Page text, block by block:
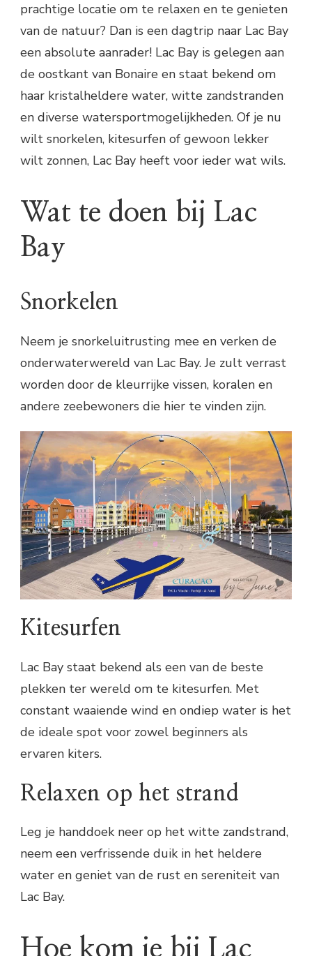
prachtige locatie om te relaxen en te genieten
van de natuur? Dan is een dagtrip naar Lac Bay
een absolute aanrader! Lac Bay is gelegen aan
de oostkant van Bonaire en staat bekend om
haar kristalheldere water, witte zandstranden
en diverse watersportmogelijkheden. Of je nu
wilt snorkelen, kitesurfen of gewoon lekker
wilt zonnen, Lac Bay heeft voor ieder wat wils.
Wat te doen bij Lac
Bay
Snorkelen
Neem je snorkeluitrusting mee en verken de
onderwaterwereld van Lac Bay. Je zult verrast
worden door de kleurrijke vissen, koralen en
andere zeebewoners die hier te vinden zijn.
Kitesurfen
Lac Bay staat bekend als een van de beste
plekken ter wereld om te kitesurfen. Met
constant waaiende wind en ondiep water is het
de ideale spot voor zowel beginners als
ervaren kiters.
Relaxen op het strand
Leg je handdoek neer op het witte zandstrand,
neem een verfrissende duik in het heldere
water en geniet van de rust en sereniteit van
Lac Bay.
Hoe kom je bij Lac